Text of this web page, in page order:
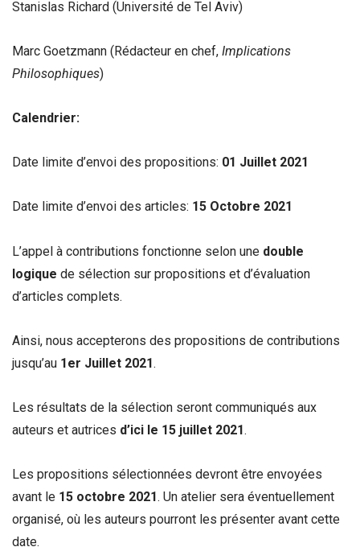
Stanislas Richard (Université de Tel Aviv)
Marc Goetzmann (Rédacteur en chef, Implications
Philosophiques)
Calendrier:
Date limite d’envoi des propositions: 01 Juillet 2021
Date limite d’envoi des articles: 15 Octobre 2021
L’appel à contributions fonctionne selon une double
logique de sélection sur propositions et d’évaluation
d’articles complets.
Ainsi, nous accepterons des propositions de contributions
jusqu’au 1er Juillet 2021.
Les résultats de la sélection seront communiqués aux
auteurs et autrices d’ici le 15 juillet 2021.
Les propositions sélectionnées devront être envoyées
avant le 15 octobre 2021. Un atelier sera éventuellement
organisé, où les auteurs pourront les présenter avant cette
date.